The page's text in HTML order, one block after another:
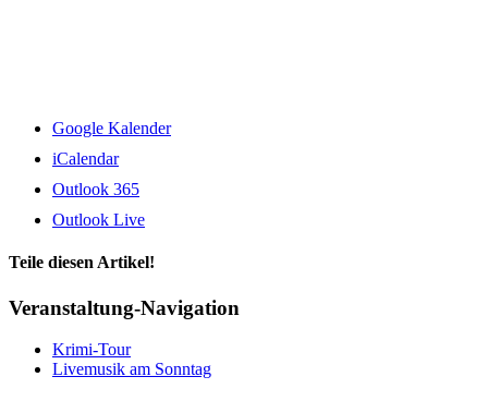
Google Kalender
iCalendar
Outlook 365
Outlook Live
Teile diesen Artikel!
Facebook
X
WhatsApp
Telegram
Veranstaltung-Navigation
Krimi-Tour
Livemusik am Sonntag